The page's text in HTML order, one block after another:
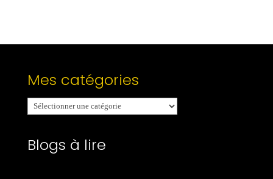
Mes catégories
Mes
catégories
Blogs à lire